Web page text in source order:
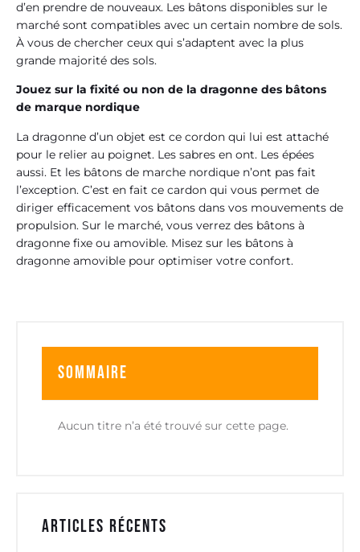
d’en prendre de nouveaux. Les bâtons disponibles sur le
marché sont compatibles avec un certain nombre de sols.
À vous de chercher ceux qui s’adaptent avec la plus
grande majorité des sols.
Jouez sur la fixité ou non de la dragonne des bâtons
de marque nordique
La dragonne d’un objet est ce cordon qui lui est attaché
pour le relier au poignet. Les sabres en ont. Les épées
aussi. Et les bâtons de marche nordique n’ont pas fait
l’exception. C’est en fait ce cardon qui vous permet de
diriger efficacement vos bâtons dans vos mouvements de
propulsion. Sur le marché, vous verrez des bâtons à
dragonne fixe ou amovible. Misez sur les bâtons à
dragonne amovible pour optimiser votre confort.
Sommaire
Aucun titre n’a été trouvé sur cette page.
Articles récents